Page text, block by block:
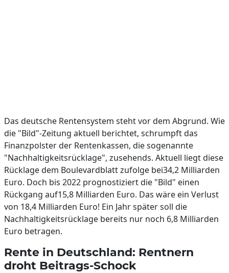
Das deutsche Rentensystem steht vor dem Abgrund. Wie
die "Bild"-Zeitung aktuell berichtet, schrumpft das
Finanzpolster der Rentenkassen, die sogenannte
"Nachhaltigkeitsrücklage", zusehends. Aktuell liegt diese
Rücklage dem Boulevardblatt zufolge bei34,2 Milliarden
Euro. Doch bis 2022 prognostiziert die "Bild" einen
Rückgang auf15,8 Milliarden Euro. Das wäre ein Verlust
von 18,4 Milliarden Euro! Ein Jahr später soll die
Nachhaltigkeitsrücklage bereits nur noch 6,8 Milliarden
Euro betragen.
Rente in Deutschland: Rentnern
droht Beitrags-Schock